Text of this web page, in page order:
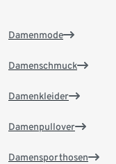
Damenmode
Damenschmuck
Damenkleider
Damenpullover
Damensporthosen